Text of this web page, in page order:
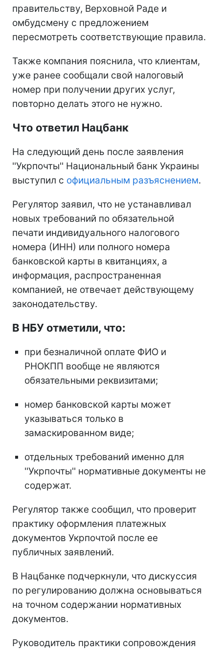
правительству, Верховной Раде и
омбудсмену с предложением
пересмотреть соответствующие правила.
Также компания пояснила, что клиентам,
уже ранее сообщали свой налоговый
номер при получении других услуг,
повторно делать этого не нужно.
Что ответил Нацбанк
На следующий день после заявления
''Укрпочты'' Национальный банк Украины
выступил с официальным разъяснением.
Регулятор заявил, что не устанавливал
новых требований по обязательной
печати индивидуального налогового
номера (ИНН) или полного номера
банковской карты в квитанциях, а
информация, распространенная
компанией, не отвечает действующему
законодательству.
В НБУ отметили, что:
при безналичной оплате ФИО и
РНОКПП вообще не являются
обязательными реквизитами;
номер банковской карты может
указываться только в
замаскированном виде;
отдельных требований именно для
''Укрпочты'' нормативные документы не
содержат.
Регулятор также сообщил, что проверит
практику оформления платежных
документов Укрпочтой после ее
публичных заявлений.
В Нацбанке подчеркнули, что дискуссия
по регулированию должна основываться
на точном содержании нормативных
документов.
Руководитель практики сопровождения